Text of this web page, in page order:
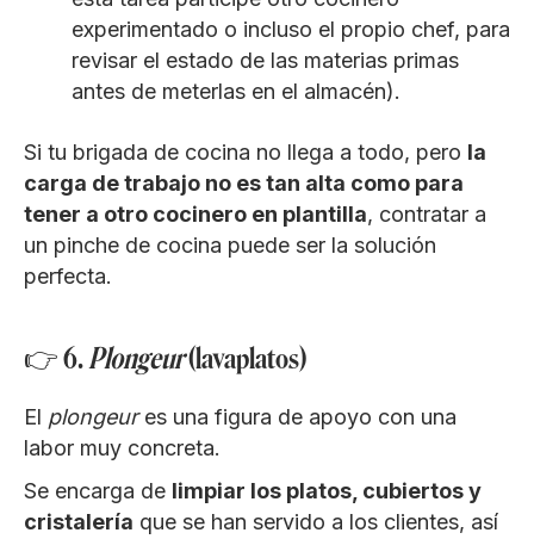
experimentado o incluso el propio chef, para
revisar el estado de las materias primas
antes de meterlas en el almacén).
Si tu brigada de cocina no llega a todo, pero la
carga de trabajo no es tan alta como para
tener a otro cocinero en plantilla, contratar a
un pinche de cocina puede ser la solución
perfecta.
👉 6.Plongeur(lavaplatos)
El plongeures una figura de apoyo con una
labor muy concreta.
Se encarga de limpiar los platos, cubiertos y
cristalería que se han servido a los clientes, así